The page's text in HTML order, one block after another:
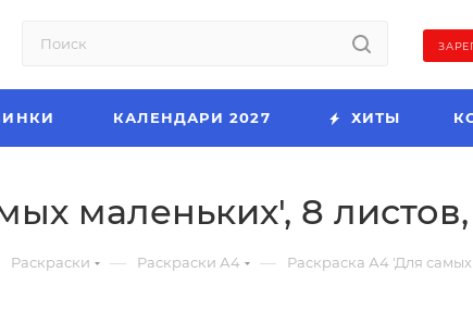
КАЛЕНДАРИ 2027 ХИТЫ
маленьких', 8
Раскраски — Раскраски А4 — Раскраска А4 'Для самых